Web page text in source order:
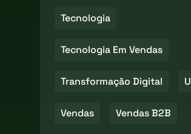
Tecnologia
Tecnologia Em Vendas
Transformação Digital
Vendas Vendas B2B